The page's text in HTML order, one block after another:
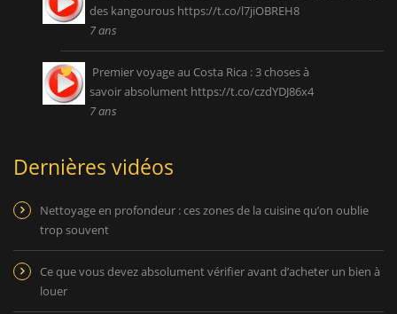
des kangourous https://t.co/l7jiOBREH8
7 ans
Premier voyage au Costa Rica : 3 choses à
savoir absolument https://t.co/czdYDJ86x4
7 ans
Dernières vidéos
Nettoyage en profondeur : ces zones de la cuisine qu’on oublie
trop souvent
Ce que vous devez absolument vérifier avant d’acheter un bien à
louer